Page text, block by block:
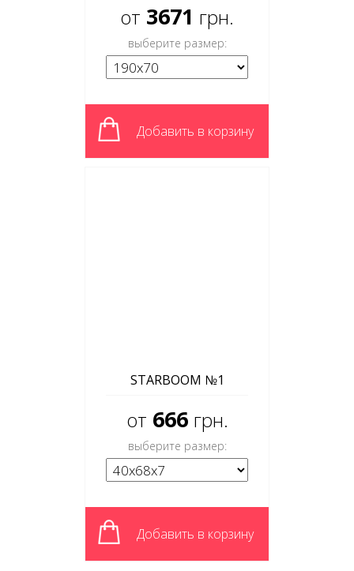
от 3671 грн.
выберите размер:
Добавить в корзину
STARBOOM №1
от 666 грн.
выберите размер:
Добавить в корзину